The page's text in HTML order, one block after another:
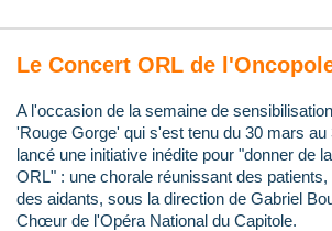
Le Concert ORL de
A l'occasion de la semaine de
'Rouge Gorge' qui s'est tenu du 30 mars
lancé une initiative inédite pour "donner de
ORL" : une chorale réunissant des
des aidants, sous la direction de Gabriel
Chœur de l'Opéra National du Capitole.